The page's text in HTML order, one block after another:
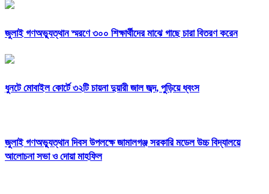
জুলাই গণঅভ্যুত্থান স্মরণে ৩০০ শিক্ষার্থীদের মাঝে গাছে চারা বিতরণ করেন
ধুনটে মোবাইল কোর্টে ৩২টি চায়না দুয়ারী জাল জব্দ, পুড়িয়ে ধ্বংস
জুলাই গণঅভ্যুত্থান দিবস উপলক্ষে জামালগঞ্জ সরকারি মডেল উচ্চ বিদ্যালয়ে
আলোচনা সভা ও দোয়া মাহফিল